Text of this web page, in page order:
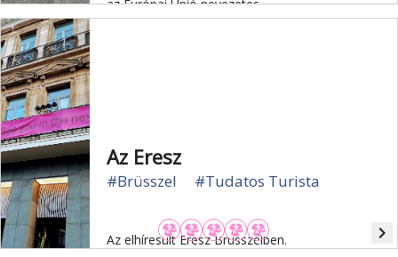
az Európai Unió nevezetes
épületeinek miniatűr változatát is
Az Eresz
#Brüsszel #Tudatos Turista
Az elhíresült Eresz Brüsszelben. navigate_next